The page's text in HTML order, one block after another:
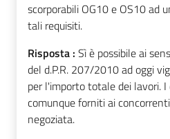
scorporabili OG10 e OS10 ad
tali requisiti.
Risposta : Sì è possibile ai
del d.P.R. 207/2010 ad oggi
per l'importo totale dei lavori.
comunque forniti ai
negoziata.